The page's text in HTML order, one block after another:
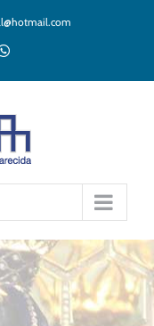
WhatsApp